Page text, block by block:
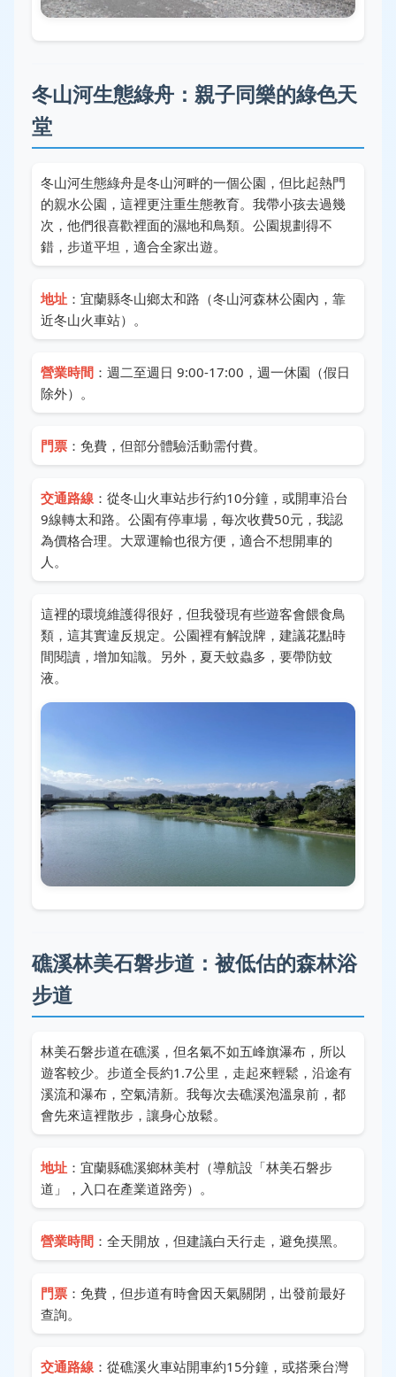
冬山河生態綠舟：親子同樂的綠色天
堂
冬山河生態綠舟是冬山河畔的一個公園，但比起熱門
的親水公園，這裡更注重生態教育。我帶小孩去過幾
次，他們很喜歡裡面的濕地和鳥類。公園規劃得不
錯，步道平坦，適合全家出遊。
地址 ：宜蘭縣冬山鄉太和路（冬山河森林公園內，靠
近冬山火車站）。
營業時間 ：週二至週日 9:00-17:00，週一休園（假日
除外）。
門票 ：免費，但部分體驗活動需付費。
交通路線 ：從冬山火車站步行約10分鐘，或開車沿台
9線轉太和路。公園有停車場，每次收費50元，我認
為價格合理。大眾運輸也很方便，適合不想開車的
人。
這裡的環境維護得很好，但我發現有些遊客會餵食鳥
類，這其實違反規定。公園裡有解說牌，建議花點時
間閱讀，增加知識。另外，夏天蚊蟲多，要帶防蚊
液。
礁溪林美石磐步道：被低估的森林浴
步道
林美石磐步道在礁溪，但名氣不如五峰旗瀑布，所以
遊客較少。步道全長約1.7公里，走起來輕鬆，沿途有
溪流和瀑布，空氣清新。我每次去礁溪泡溫泉前，都
會先來這裡散步，讓身心放鬆。
地址 ：宜蘭縣礁溪鄉林美村（導航設「林美石磐步
道」，入口在產業道路旁）。
營業時間 ：全天開放，但建議白天行走，避免摸黑。
門票 ：免費，但步道有時會因天氣關閉，出發前最好
查詢。
交通路線 ：從礁溪火車站開車約15分鐘，或搭乘台灣